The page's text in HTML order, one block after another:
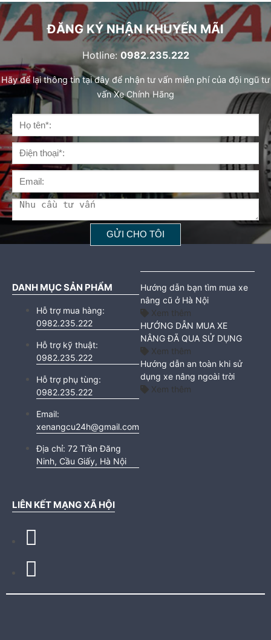
ĐĂNG KÝ NHẬN KHUYẾN MÃI
Hotline: 0982.235.222
Hãy để lại thông tin tại đây để nhận tư vấn miễn phí của đội ngũ tư
vấn Xe Chính Hãng
DANH MỤC SẢN PHẨM
Hỗ trợ mua hàng:
0982.235.222
Hỗ trợ kỹ thuật:
0982.235.222
Hỗ trợ phụ tùng:
0982.235.222
Email:
xenangcu24h@gmail.com
Địa chỉ: 72 Trần Đăng
Ninh, Cầu Giấy, Hà Nội
Hướng dẫn bạn tìm mua xe
nâng cũ ở Hà Nội
Xem thêm
HƯỚNG DẪN MUA XE
NÂNG ĐÃ QUA SỬ DỤNG
Xem thêm
Hướng dẫn an toàn khi sử
dụng xe nâng ngoài trời
Xem thêm
LIÊN KẾT MẠNG XÃ HỘI